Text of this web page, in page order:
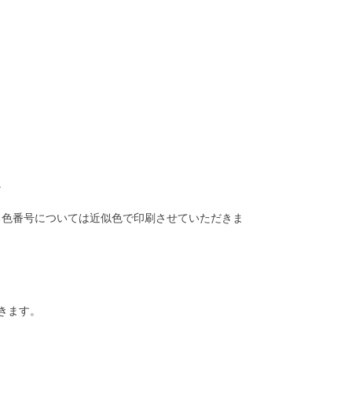
番号については近似色で印刷させていただきま
す。